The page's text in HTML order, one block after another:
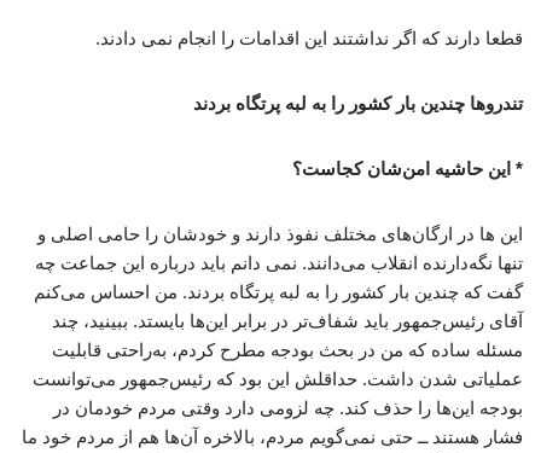
قطعا دارند که اگر نداشتند این اقدامات را انجام نمی دادند.
تندروها چندین بار کشور را به لبه پرتگاه بردند
* این حاشیه امن‌شان کجاست؟
این ها در ارگان‌های مختلف نفوذ دارند و خودشان را حامی اصلی و
تنها نگه‌دارنده انقلاب می‌دانند. نمی دانم باید درباره این جماعت چه
گفت که چندین بار کشور را به لبه پرتگاه بردند. من احساس می‌کنم
آقای رئیس‌جمهور باید شفاف‌تر در برابر این‌ها بایستد. ببینید، چند
مسئله ساده که من در بحث بودجه مطرح کردم، به‌راحتی قابلیت
عملیاتی شدن داشت. حداقلش این بود که رئیس‌جمهور می‌توانست
بودجه این‌ها را حذف کند. چه لزومی دارد وقتی مردم خودمان در
فشار هستند ــ حتی نمی‌گویم مردم، بالاخره آن‌ها هم از مردم خود ما